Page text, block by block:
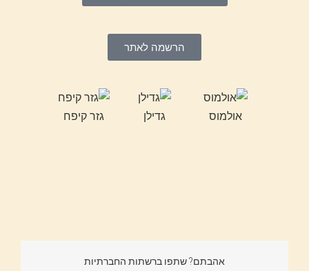
הרשמה לאתר
אולמוס גדילן
גזר קיפח
אהבתם? שתפו ברשתות החברתיות